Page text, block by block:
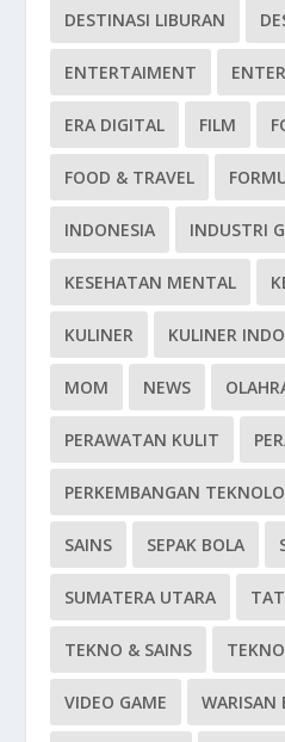
DESTINASI LIBURAN
ENTERTAIMENT
ERA DIGITAL FILM
FOOD & TRAVEL
INDONESIA INDUSTRI
KESEHATAN MENTAL
KULINER KULINER
MOM NEWS
PERAWATAN KULIT
PERKEMBANGAN
SAINS SEPAK BOLA
SUMATERA UTARA
TEKNO & SAINS
VIDEO GAME WARISAN